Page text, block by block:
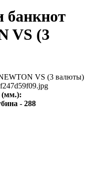
банкнот
VS (3
VS (3 валюты)
(мм.):
- 288